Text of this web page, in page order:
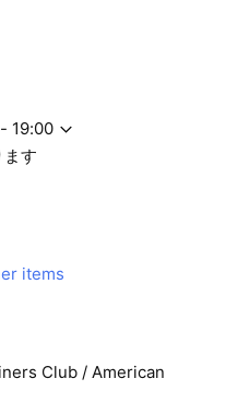
19:00
す
items
Club / American